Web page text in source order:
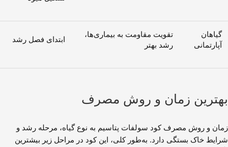
گیاهان
آپارتمانی
تقویت مقاومت به بیماری‌ها،
رشد بهتر
ابتدای فصل رشد
بهترین زمان و روش مصرف
زمان و روش مصرف کود سولفات پتاسیم به نوع گیاه، مرحله رشد و
شرایط خاک بستگی دارد. به‌طور کلی، این کود در مراحل زیر بیشترین